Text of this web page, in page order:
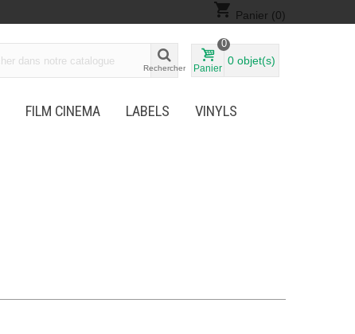
shopping_cart Panier (0)
Rechercher Panier
0
0 objet(s)
FILM CINEMA LABELS
VINYLS